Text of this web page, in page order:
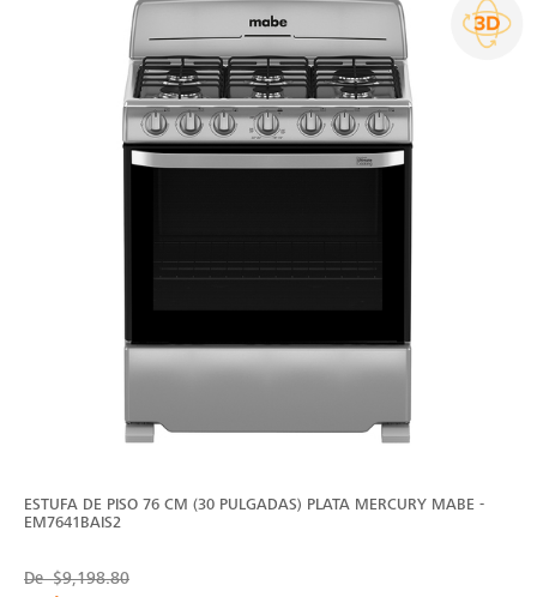
ESTUFA DE PISO 76 CM (30 PULGADAS) PLATA MERCURY MABE -
EM7641BAIS2
De$9,198.80